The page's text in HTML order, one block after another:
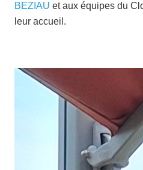
BEZIAU et aux équipes du
leur accueil.